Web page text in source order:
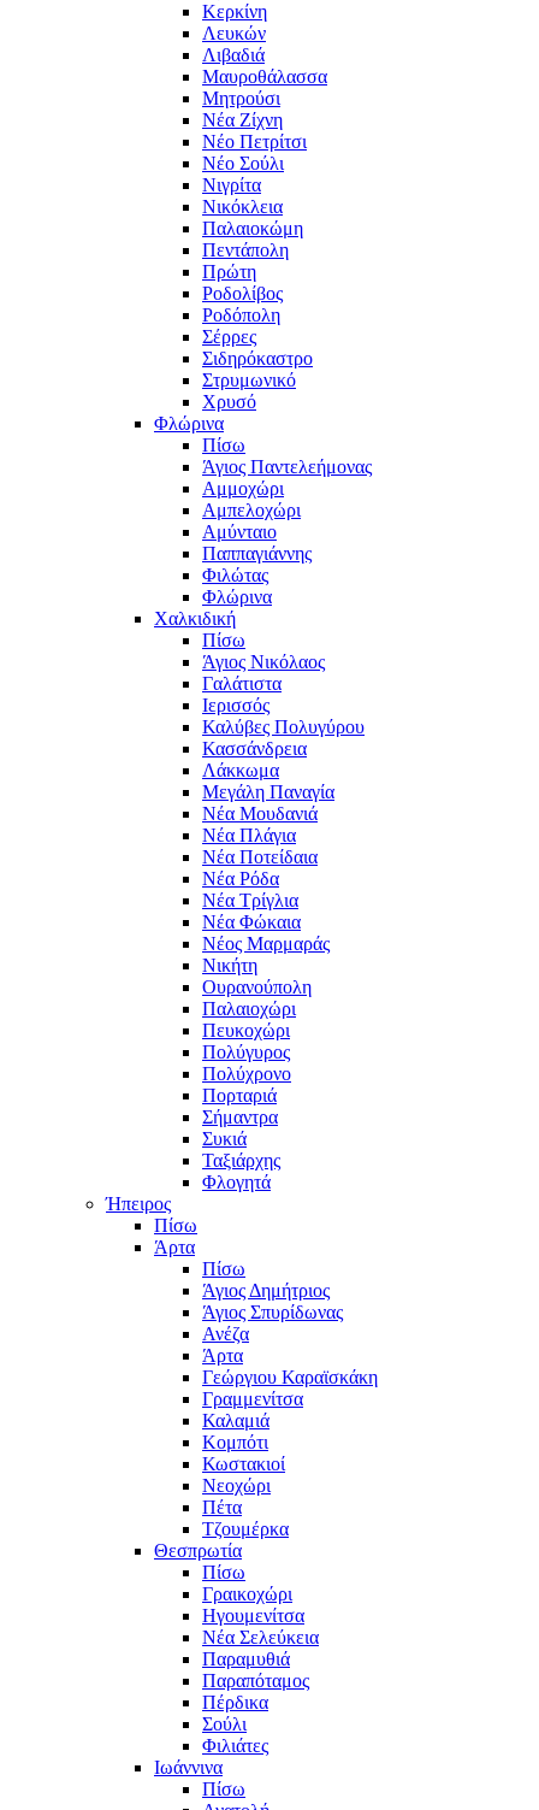
Κερκίνη
Λευκών
Λιβαδιά
Μαυροθάλασσα
Μητρούσι
Νέα Ζίχνη
Νέο Πετρίτσι
Νέο Σούλι
Νιγρίτα
Νικόκλεια
Παλαιοκώμη
Πεντάπολη
Πρώτη
Ροδολίβος
Ροδόπολη
Σέρρες
Σιδηρόκαστρο
Στρυμωνικό
Χρυσό
Φλώρινα
Πίσω
Άγιος Παντελεήμονας
Αμμοχώρι
Αμπελοχώρι
Αμύνταιο
Παππαγιάννης
Φιλώτας
Φλώρινα
Χαλκιδική
Πίσω
Άγιος Νικόλαος
Γαλάτιστα
Ιερισσός
Καλύβες Πολυγύρου
Κασσάνδρεια
Λάκκωμα
Μεγάλη Παναγία
Νέα Μουδανιά
Νέα Πλάγια
Νέα Ποτείδαια
Νέα Ρόδα
Νέα Τρίγλια
Νέα Φώκαια
Νέος Μαρμαράς
Νικήτη
Ουρανούπολη
Παλαιοχώρι
Πευκοχώρι
Πολύγυρος
Πολύχρονο
Πορταριά
Σήμαντρα
Συκιά
Ταξιάρχης
Φλογητά
Ήπειρος
Πίσω
Άρτα
Πίσω
Άγιος Δημήτριος
Άγιος Σπυρίδωνας
Ανέζα
Άρτα
Γεώργιου Καραϊσκάκη
Γραμμενίτσα
Καλαμιά
Κομπότι
Κωστακιοί
Νεοχώρι
Πέτα
Τζουμέρκα
Θεσπρωτία
Πίσω
Γραικοχώρι
Ηγουμενίτσα
Νέα Σελεύκεια
Παραμυθιά
Παραπόταμος
Πέρδικα
Σούλι
Φιλιάτες
Ιωάννινα
Πίσω